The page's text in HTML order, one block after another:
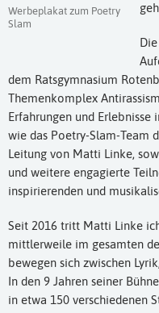
Werbeplakat zum Poetry
Slam
dem Ratsgymnasium
Themenkomplex
Erfahrungen und
wie das Poetry-Slam-Team
Leitung von Matti Linke,
und weitere engagierte
inspirierenden und
Seit 2016 tritt Matti Linke
mittlerweile im gesamten
bewegen sich zwischen
In den 9 Jahren seiner
in etwa 150 verschiedenen